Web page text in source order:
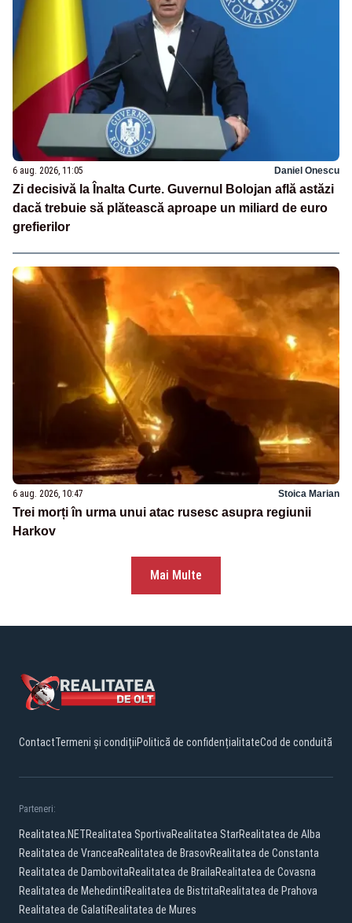
6 aug. 2026, 11:05 Daniel Onescu
Zi decisivă la Înalta Curte. Guvernul Bolojan află astăzi
dacă trebuie să plătească aproape un miliard de euro
grefierilor
6 aug. 2026, 10:47 Stoica Marian
Trei morți în urma unui atac rusesc asupra regiunii
Harkov
Mai Multe
ContactTermeni și condițiiPolitică de confidențialitateCod de conduită
Parteneri:
Realitatea.NETRealitatea SportivaRealitatea StarRealitatea de Alba
Realitatea de VranceaRealitatea de BrasovRealitatea de Constanta
Realitatea de DambovitaRealitatea de BrailaRealitatea de Covasna
Realitatea de MehedintiRealitatea de BistritaRealitatea de Prahova
Realitatea de GalatiRealitatea de Mures